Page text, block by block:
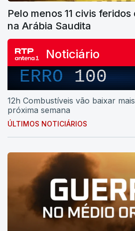
Pelo menos 11 civis
na Arábia Saudita
Noticiário
ERRO100
12h Combustíveis vão baixar
próxima semana
ÚLTIMOS NOTICIÁRIOS